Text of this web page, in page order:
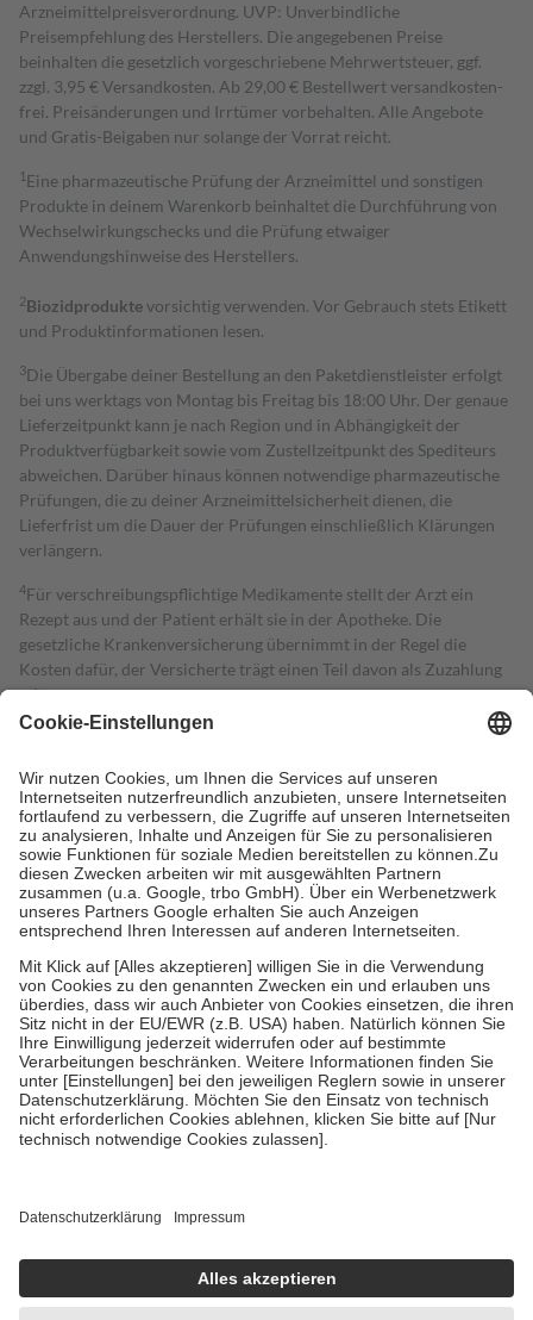
Arzneimittelpreisverordnung. UVP: Unverbindliche
Preisempfehlung des Herstellers. Die angegebenen Preise
beinhalten die gesetzlich vorgeschriebene Mehrwertsteuer, ggf.
zzgl. 3,95 € Versandkosten. Ab 29,00 € Bestell­wert versand­kosten­
frei. Preisänderungen und Irrtümer vorbehalten. Alle Angebote
und Gratis-Beigaben nur solange der Vorrat reicht.
1 Eine pharmazeutische Prüfung der Arzneimittel und sonstigen
Produkte in deinem Warenkorb beinhaltet die Durchführung von
Wechselwirkungschecks und die Prüfung etwaiger
Anwendungshinweise des Herstellers.
2Biozidproduktevorsichtig verwenden. Vor Gebrauch stets Etikett
und Produktinformationen lesen.
3Die Übergabe deiner Bestellung an den Paketdienstleister erfolgt
bei uns werktags von Montag bis Freitag bis 18:00 Uhr. Der genaue
Lieferzeitpunkt kann je nach Region und in Abhängigkeit der
Produktverfügbarkeit sowie vom Zustellzeitpunkt des Spediteurs
abweichen. Darüber hinaus können notwendige pharmazeutische
Prüfungen, die zu deiner Arzneimittelsicherheit dienen, die
Lieferfrist um die Dauer der Prüfungen einschließlich Klärungen
verlängern.
4Für verschreibungspflichtige Medikamente stellt der Arzt ein
Rezept aus und der Patient erhält sie in der Apotheke. Die
gesetzliche Krankenversicherung übernimmt in der Regel die
Kosten dafür, der Versicherte trägt einen Teil davon als Zuzahlung
mit.
Grundsätzlich leisten Mitglieder Zuzahlungen in Höhe von zehn
höchstens zehn Euro.
Es sind jedoch nie mehr als die tatsächlichen
Kosten der Leistung zu entrichten.
Diese Regeln gelten grundsätzlich auch für Online-Apotheken.
Bei Heilmitteln und häuslicher Krankenpflege beträgt die
Zuzahlung zehn Prozent der Kosten sowie zehn Euro je
Verordnung.
Um das Engagement der Versicherten für ihre eigene Gesundheit zu
stärken und die besondere Stellung der Familie zu unterstützen,
fallenkeine Zuzahlungenan bei:
• Kindern und Jugendlichen bis zum vollendeten 18. Lebensjahr
mit Ausnahme der Fahrkosten
• Untersuchungen zur Vorsorge und Früherkennung, die von der
GKV getragen werden
• empfohlenen Schutzimpfungen
• Harn- und Blutteststreifen
getroffen, um sicherzustellen, dass es sich um echte Bewertungen
https://help.etrusted.com/hc/de/articles/4419944605341
Einige Bilder und Inhalte wurden unter Zuhilfenahme künstlicher